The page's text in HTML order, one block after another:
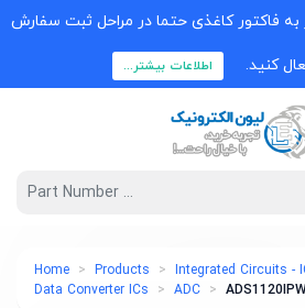
فاکتور کاغذی حتما در مراحل ثبت سفارش
کنید. اطلاعات بیشتر...
Home Products
Integrated Circuits -
Data Converter ICs
ADC